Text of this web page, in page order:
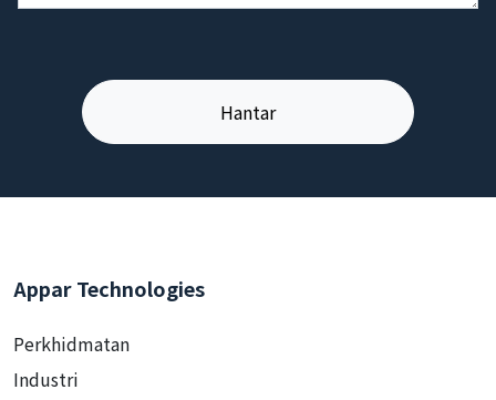
Appar Technologies
Perkhidmatan
Industri